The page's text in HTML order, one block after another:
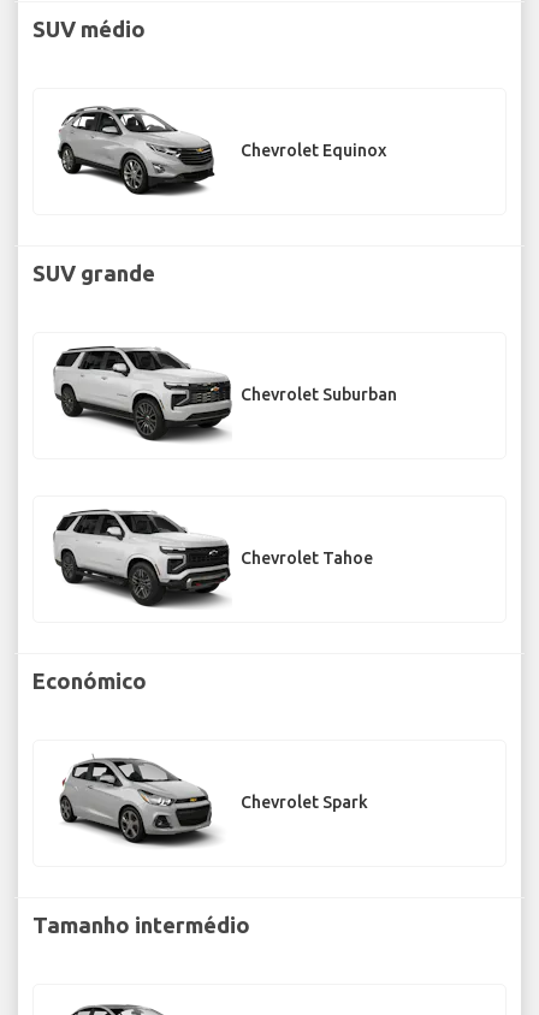
SUV médio
Chevrolet Equinox
SUV grande
Chevrolet Suburban
Chevrolet Tahoe
Económico
Chevrolet Spark
Tamanho intermédio